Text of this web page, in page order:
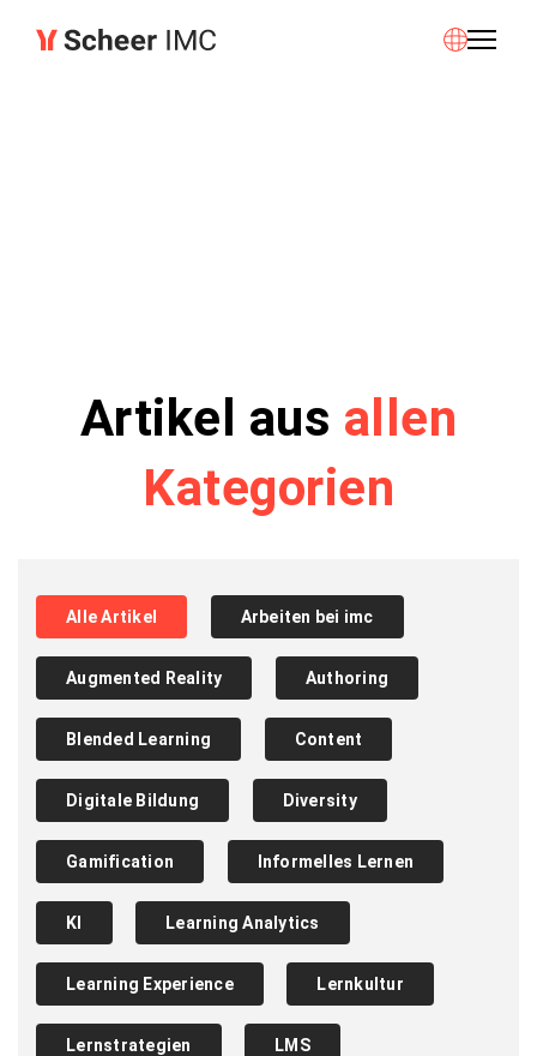
Artikel aus allen
Kategorien
Alle Artikel Arbeiten bei imc
Augmented Reality Authoring
Blended Learning Content
Digitale Bildung Diversity
Gamification Informelles Lernen
KI Learning Analytics
Learning Experience Lernkultur
Lernstrategien LMS